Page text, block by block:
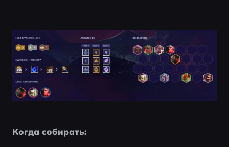
Когда собирать: